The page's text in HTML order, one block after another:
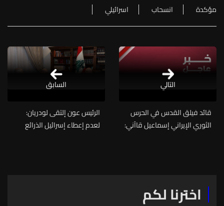
مؤكدة
انسحاب اسرائيلي
التالي
قائد فيلق القدس في الحرس
الثوري الإيراني إسماعيل قاآني:
الرئيس عون إلتقى لودريان:
لعدم إعطاء إسرائيل الذرائع
السابق
اخترنا لكم